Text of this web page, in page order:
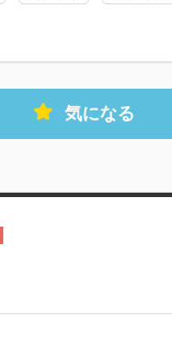
気になる